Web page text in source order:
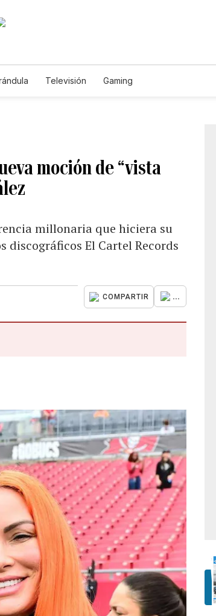
Televisión Gaming
moción de “vista
millonaria que hiciera su
discográficos El Cartel Records
COMPARTIR ...